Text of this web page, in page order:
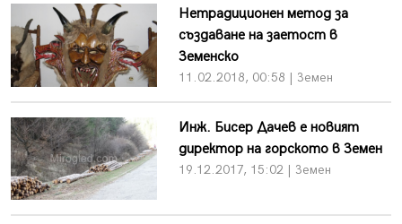
Нетрадиционен метод за
създаване на заетост в
Земенско
11.02.2018, 00:58 | Земен
Инж. Бисер Дачев е новият
директор на горското в Земен
19.12.2017, 15:02 | Земен